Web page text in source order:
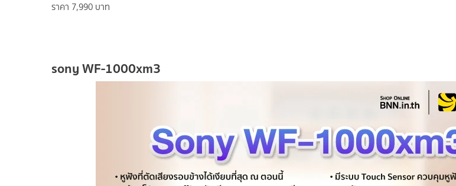
ราคา 7,990 บาท
sony WF-1000xm3